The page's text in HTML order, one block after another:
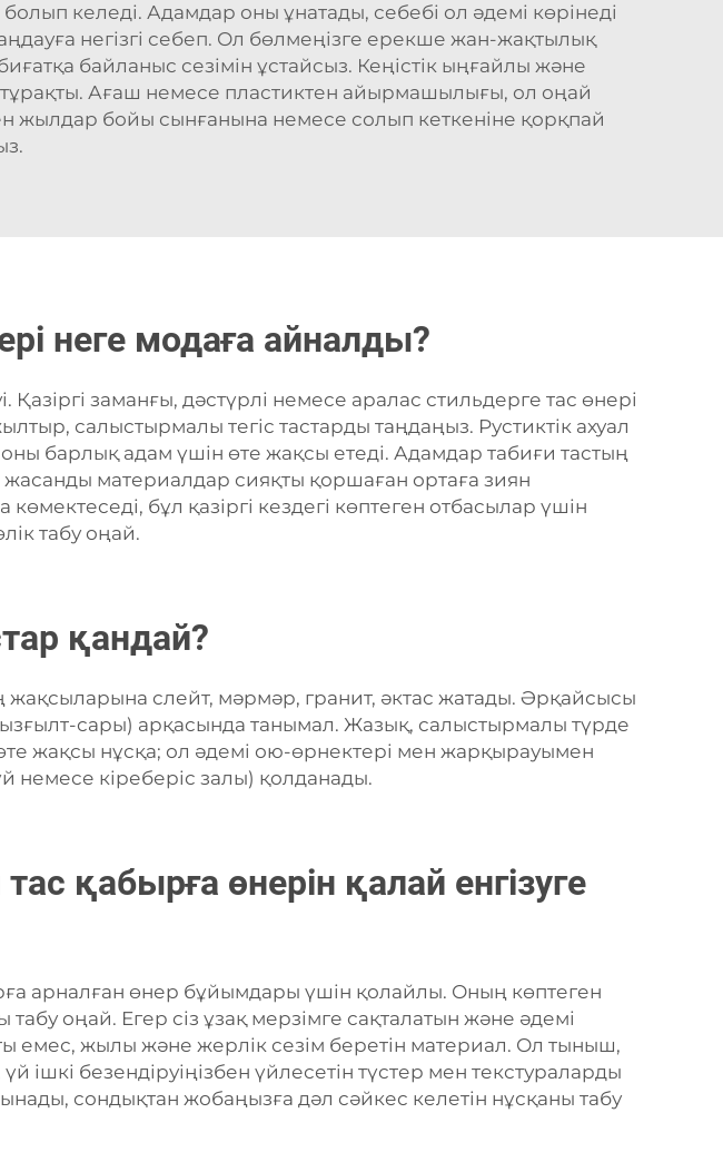
келеді. Адамдар оны ұнатады, себебі ол әдемі көрінеді
негізгі себеп. Ол бөлмеңізге ерекше жан-жақтылық
байланыс сезімін ұстайсыз. Кеңістік ыңғайлы және
Ағаш немесе пластиктен айырмашылығы, ол оңай
жылдар бойы сынғанына немесе солып кеткеніне қорқпай
неге модаға айналды?
заманғы, дәстүрлі немесе аралас стильдерге тас өнері
салыстырмалы тегіс тастарды таңдаңыз. Рустиктік ахуал
барлық адам үшін өте жақсы етеді. Адамдар табиғи тастың
материалдар сияқты қоршаған ортаға зиян
бұл қазіргі кездегі көптеген отбасылар үшін
табу оңай.
қандай?
жақсыларына слейт, мәрмәр, гранит, әктас жатады. Әрқайсысы
қызғылт-сары) арқасында танымал. Жазық, салыстырмалы түрде
жақсы нұсқа; ол әдемі ою-өрнектері мен жарқырауымен
немесе кіреберіс залы) қолданады.
қабырға өнерін қалай енгізуге
арналған өнер бұйымдары үшін қолайлы. Оның көптеген
оңай. Егер сіз ұзақ мерзімге сақталатын және әдемі
емес, жылы және жерлік сезім беретін материал. Ол тыныш,
үй ішкі безендіруіңізбен үйлесетін түстер мен текстураларды
сондықтан жобаңызға дәл сәйкес келетін нұсқаны табу